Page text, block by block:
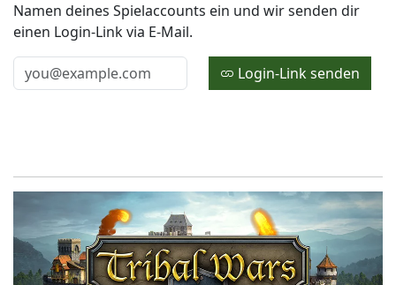
Namen deines Spielaccounts ein und wir senden dir
einen Login-Link via E-Mail.
Login-Link senden